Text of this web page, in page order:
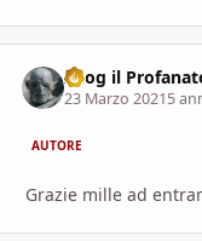
Azog il
23 Marzo 20215
AUTORE
Grazie mille ad